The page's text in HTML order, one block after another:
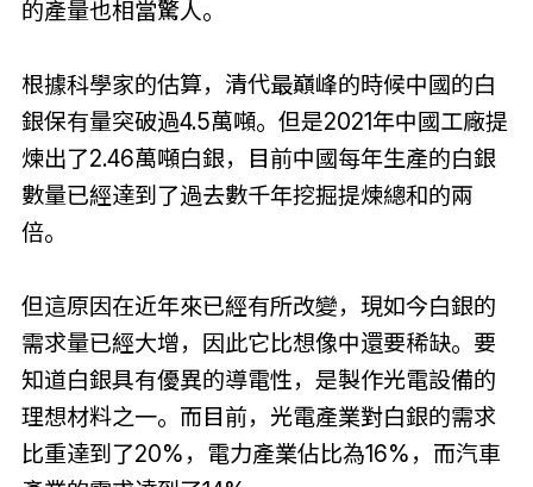
的產量也相當驚人。
根據科學家的估算，清代最巔峰的時候中國的白
銀保有量突破過4.5萬噸。但是2021年中國工廠提
煉出了2.46萬噸白銀，目前中國每年生產的白銀
數量已經達到了過去數千年挖掘提煉總和的兩
倍。
但這原因在近年來已經有所改變，現如今白銀的
需求量已經大增，因此它比想像中還要稀缺。要
知道白銀具有優異的導電性，是製作光電設備的
理想材料之一。而目前，光電產業對白銀的需求
比重達到了20%，電力產業佔比為16%，而汽車